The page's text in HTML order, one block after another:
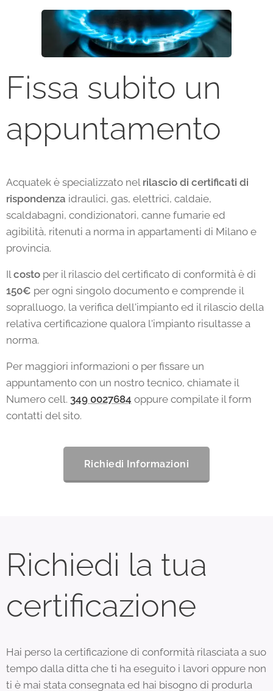
Fissa subito un
appuntamento
Acquatek è specializzato nel rilascio di certificati di
rispondenza idraulici, gas, elettrici, caldaie,
scaldabagni, condizionatori, canne fumarie ed
agibilità, ritenuti a norma in appartamenti di Milano e
provincia.
Il costo per il rilascio del certificato di conformità è di
150€ per ogni singolo documento e comprende il
sopralluogo, la verifica dell'impianto ed il rilascio della
relativa certificazione qualora l'impianto risultasse a
norma.
Per maggiori informazioni o per fissare un
appuntamento con un nostro tecnico, chiamate il
Numero cell. 349 0027684 oppure compilate il form
contatti del sito.
Richiedi Informazioni
Richiedi la tua
certificazione
Hai perso la certificazione di conformità rilasciata a suo
tempo dalla ditta che ti ha eseguito i lavori oppure non
ti è mai stata consegnata ed hai bisogno di produrla